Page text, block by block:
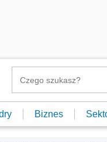
Biznes